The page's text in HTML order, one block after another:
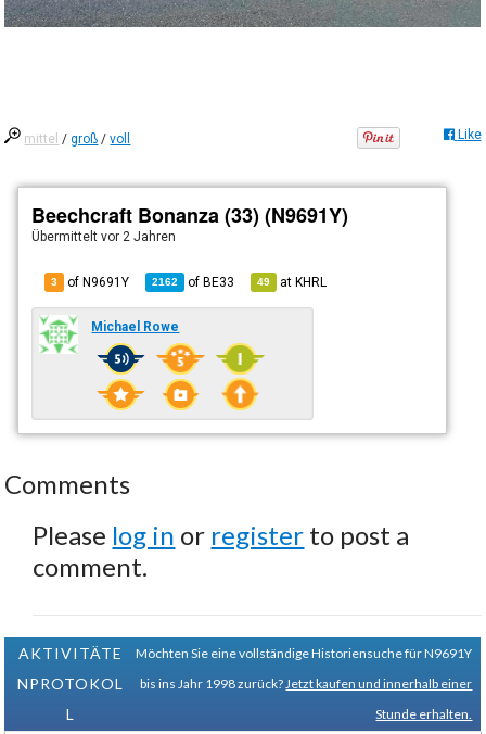
mittel /groß /voll Like
Beechcraft Bonanza (33) (N9691Y)
Übermitteltvor 2 Jahren
3 of N9691Y 2162 ofBE33 49 atKHRL
Michael Rowe
Comments
Please log in or register to post a
comment.
AKTIVITÄTE
NPROTOKOL
L
Möchten Sie eine vollständige Historiensuche für N9691Y
bis ins Jahr 1998 zurück? Jetzt kaufen und innerhalb einer
Stunde erhalten.